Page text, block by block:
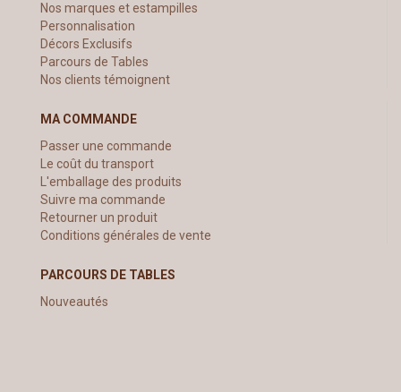
Nos marques et estampilles
Personnalisation
Décors Exclusifs
Parcours de Tables
Nos clients témoignent
MA COMMANDE
Passer une commande
Le coût du transport
L'emballage des produits
Suivre ma commande
Retourner un produit
Conditions générales de vente
PARCOURS DE TABLES
Nouveautés